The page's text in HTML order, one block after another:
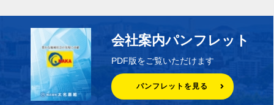
会社案内パンフレット
PDF版をご覧いただけます
パンフレットを見る